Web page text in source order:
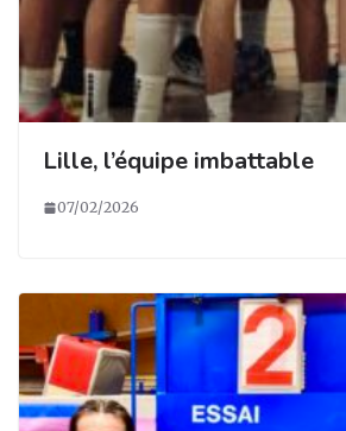
Lille, l’équipe imbattable
07/02/2026